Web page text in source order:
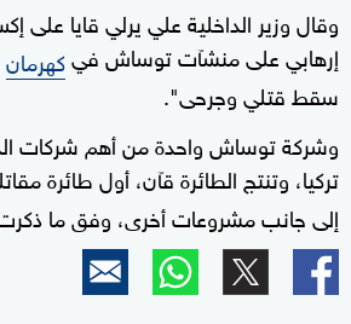
وقال وزير الداخلية علي يرلي قايا
إرهابي على منشآت توساش فيكهرمان
سقط قتلي وجرحى".
وشركة توساش واحدة من أهم شركات
تركيا، وتنتج الطائرة قآن، أول طائرة
إلى جانب مشروعات أخرى، وفق ما ذكرت